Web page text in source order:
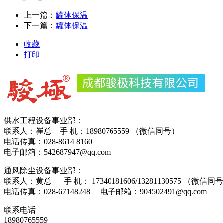
上一篇： 罐体保温
下一篇： 罐体保温
收藏
打印
供水工程设备事业部：
联系人：崔总 手 机：18980765559 （微信同号）
电话传真：028-8614
电子邮箱：542687947@qq.com
通风除尘设备事业部：
联系人：黄总 手 机： 17340181606/13281130575 （微信同
电话传真：028-67148248 电子邮箱：904502491@qq.com
联系电话
18980765559